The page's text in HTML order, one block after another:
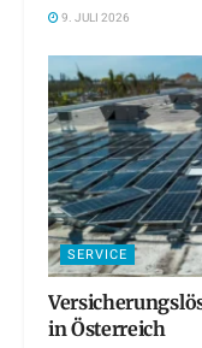
9. JULI 2026
SERVICE
in Österreich